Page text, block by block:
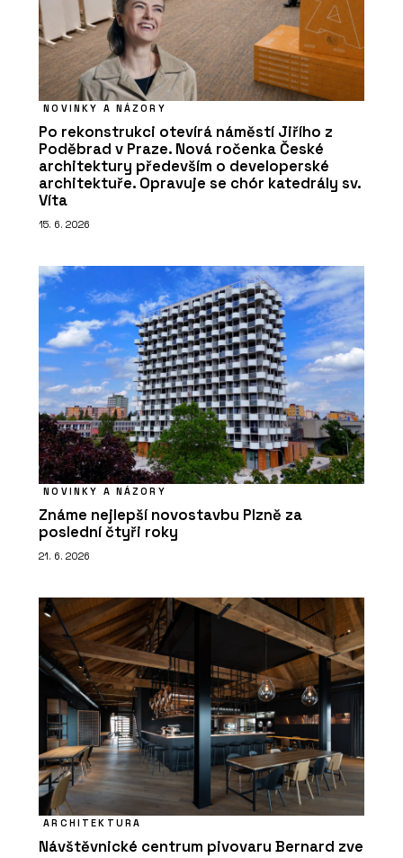
NOVINKY A NÁZORY
Po rekonstrukci otevírá náměstí Jiřího z
Poděbrad v Praze. Nová ročenka České
architektury především o developerské
architektuře. Opravuje se chór katedrály sv.
Víta
15. 6. 2026
NOVINKY A NÁZORY
Známe nejlepší novostavbu Plzně za
poslední čtyři roky
21. 6. 2026
ARCHITEKTURA
Návštěvnické centrum pivovaru Bernard zve